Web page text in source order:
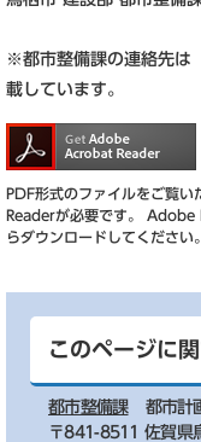
※都市整備課の連絡先は
載しています。
PDF形式のファイルをご覧
Readerが必要です。
Adobe
らダウンロードしてください
このページに
都市整備課
都市計
〒841-8511 佐賀県